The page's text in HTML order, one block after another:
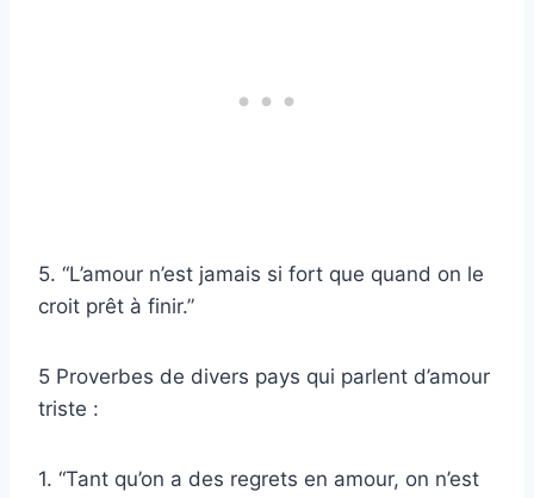
5. “L’amour n’est jamais si fort que quand on le
croit prêt à finir.”
5 Proverbes de divers pays qui parlent d’amour
triste :
1. “Tant qu’on a des regrets en amour, on n’est